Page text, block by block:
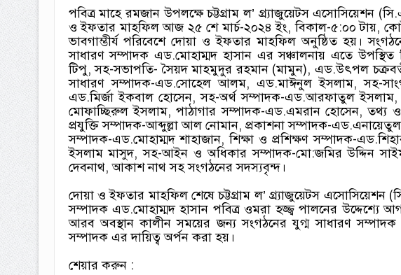
পবিত্র মাহে রমজান উপলক্ষে চট্টগ্রাম ল’ গ্র্যাজুয়েটস এসোসিয়েশন
ও ইফতার মাহফিল আজ ২৫ শে মার্চ-২০২৪ ইং, বিকাল-৫:০০ টায়,
ভাবগাম্ভীর্য পরিবেশে দোয়া ও ইফতার মাহফিল অনুষ্ঠিত হয়।
সাধারণ সম্পাদক এড.মোহাম্মদ হাসান এর সঞ্চালনায় এতে
টিপু, সহ-সভাপতি- সৈয়দ মাহমুদুর রহমান (মামুন), এড.উৎপল
সাধারণ সম্পাদক-এড.সোহেল আলম, এড.মাঈনুল ইসলাম, সহ-
এড.মির্জা ইকবাল হোসেন, সহ-অর্থ সম্পাদক-এড.আরফাতুল ইসলাম,
মোফাচ্ছিরুল ইসলাম, পাঠাগার সম্পাদক-এড.এমরান হোসেন,
প্রযুক্তি সম্পাদক-আব্দুল্লা আল নোমান, প্রকাশনা সম্পাদক-
সম্পাদক-এড.মোহাম্মদ শাহাজান, শিক্ষা ও প্রশিক্ষণ সম্পাদক-
ইসলাম মাসুদ, সহ-আইন ও অধিকার সম্পাদক-মো:জমির উদ্দিন
দেবনাথ, আকাশ নাথ সহ সংগঠনের সদস্যবৃন্দ।
দোয়া ও ইফতার মাহফিল শেষে চট্টগ্রাম ল’ গ্র্যাজুয়েটস এসোসিয়েশন
সম্পাদক এড.মোহাম্মদ হাসান পবিত্র ওমরা হজ্জ্ব পালনের উদ্দেশ্যে
আরব অবস্থান কালীন সময়ের জন্য সংগঠনের যুগ্ম সাধারণ
সম্পাদক এর দায়িত্ব অর্পন করা হয়।
শেয়ার করুন :